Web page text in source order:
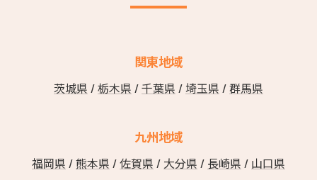
関東地域
茨城県 /栃木県 /千葉県 /埼玉県 /群馬県
九州地域
福岡県 /熊本県 /佐賀県 / 大分県 / 長崎県 / 山口県